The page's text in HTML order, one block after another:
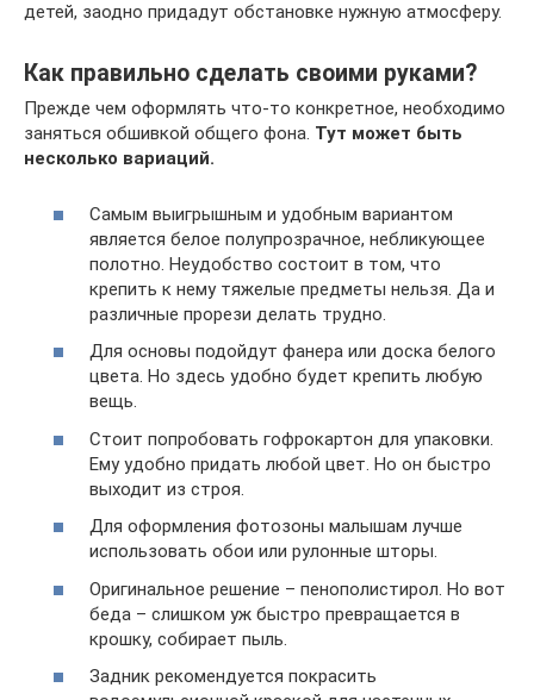
детей, заодно придадут обстановке нужную атмосферу.
Как правильно сделать своими руками?
Прежде чем оформлять что-то конкретное, необходимо
заняться обшивкой общего фона. Тут может быть
несколько вариаций.
Самым выигрышным и удобным вариантом
является белое полупрозрачное, небликующее
полотно. Неудобство состоит в том, что
крепить к нему тяжелые предметы нельзя. Да и
различные прорези делать трудно.
Для основы подойдут фанера или доска белого
цвета. Но здесь удобно будет крепить любую
вещь.
Стоит попробовать гофрокартон для упаковки.
Ему удобно придать любой цвет. Но он быстро
выходит из строя.
Для оформления фотозоны малышам лучше
использовать обои или рулонные шторы.
Оригинальное решение – пенополистирол. Но вот
беда – слишком уж быстро превращается в
крошку, собирает пыль.
Задник рекомендуется покрасить